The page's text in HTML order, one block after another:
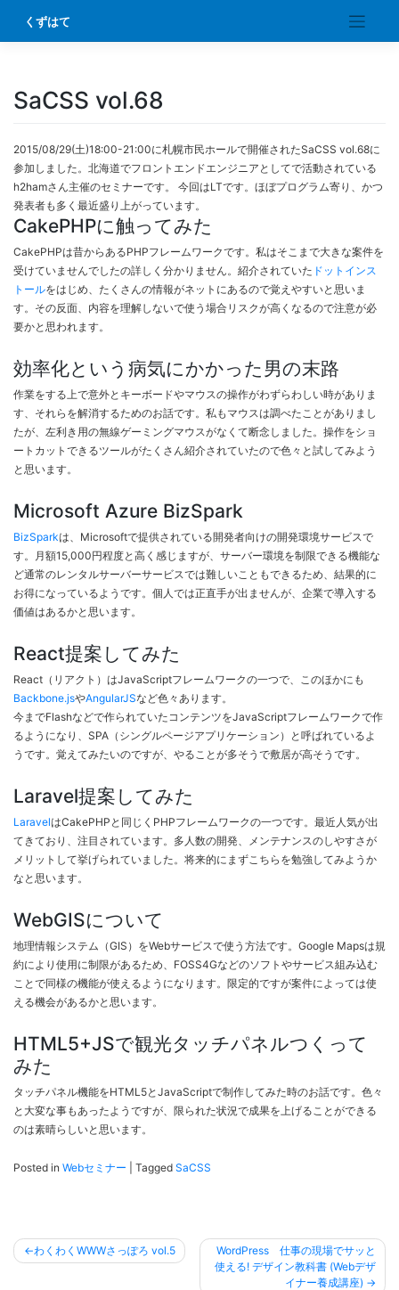
content
くずはて
SaCSS vol.68
2015/08/29(土)18:00-21:00に札幌市民ホールで開催されたSaCSS vol.68に
参加しました。北海道でフロントエンドエンジニアとしてで活動されている
h2hamさん主催のセミナーです。 今回はLTです。ほぼプログラム寄り、かつ
発表者も多く最近盛り上がっています。
CakePHPに触ってみた
CakePHPは昔からあるPHPフレームワークです。私はそこまで大きな案件を
受けていませんでしたの詳しく分かりません。紹介されていた ドットインス
トールをはじめ、たくさんの情報がネットにあるので覚えやすいと思いま
す。その反面、内容を理解しないで使う場合リスクが高くなるので注意が必
要かと思われます。
効率化という病気にかかった男の末路
作業をする上で意外とキーボードやマウスの操作がわずらわしい時がありま
す、それらを解消するためのお話です。私もマウスは調べたことがありまし
たが、左利き用の無線ゲーミングマウスがなくて断念しました。操作をショ
ートカットできるツールがたくさん紹介されていたので色々と試してみよう
と思います。
Microsoft Azure BizSpark
BizSparkは、Microsoftで提供されている開発者向けの開発環境サービスで
す。月額15,000円程度と高く感じますが、サーバー環境を制限できる機能な
ど通常のレンタルサーバーサービスでは難しいこともできるため、結果的に
お得になっているようです。個人では正直手が出ませんが、企業で導入する
価値はあるかと思います。
React提案してみた
React（リアクト）はJavaScriptフレームワークの一つで、このほかにも
Backbone.jsやAngularJSなど色々あります。
今までFlashなどで作られていたコンテンツをJavaScriptフレームワークで作
るようになり、SPA（シングルページアプリケーション）と呼ばれているよ
うです。覚えてみたいのですが、やることが多そうで敷居が高そうです。
Laravel提案してみた
LaravelはCakePHPと同じくPHPフレームワークの一つです。最近人気が出
てきており、注目されています。多人数の開発、メンテナンスのしやすさが
メリットして挙げられていました。将来的にまずこちらを勉強してみようか
なと思います。
WebGISについて
地理情報システム（GIS）をWebサービスで使う方法です。Google Mapsは規
約により使用に制限があるため、FOSS4Gなどのソフトやサービス組み込む
ことで同様の機能が使えるようになります。限定的ですが案件によっては使
える機会があるかと思います。
HTML5+JSで観光タッチパネルつくって
みた
タッチパネル機能をHTML5とJavaScriptで制作してみた時のお話です。色々
と大変な事もあったようですが、限られた状況で成果を上げることができる
のは素晴らしいと思います。
Posted in Webセミナー Tagged SaCSS
投
稿
わくわくWWWさっぽろ vol.5
WordPress 仕事の現場でサッと
使える! デザイン教科書 (Webデザ
イナー養成講座)